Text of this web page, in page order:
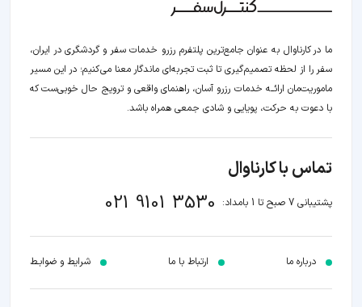
ما در کارناوال به عنوان جامع‌ترین پلتفرم رزرو خدمات سفر و گردشگری در ایران،
سفر را از لحظه‌ تصمیم‌گیری تا ثبت تجربه‌ای ماندگار معنا می‌کنیم؛ در این مسیر‍
ماموریت‌مان اراﺋــﻪ خدمات رزرو آسان، راهنمای واقعی و ترویج حال خوبی‌ست که
با دعوت به حرکت، پویایی و شادی جمعی همراه باشد.
تماس با کارناوال
پشتیبانی 7 صبح تا 1 بامداد: 021 9101 3530
درباره ما ارتباط با ما شرایط و ضوابـط